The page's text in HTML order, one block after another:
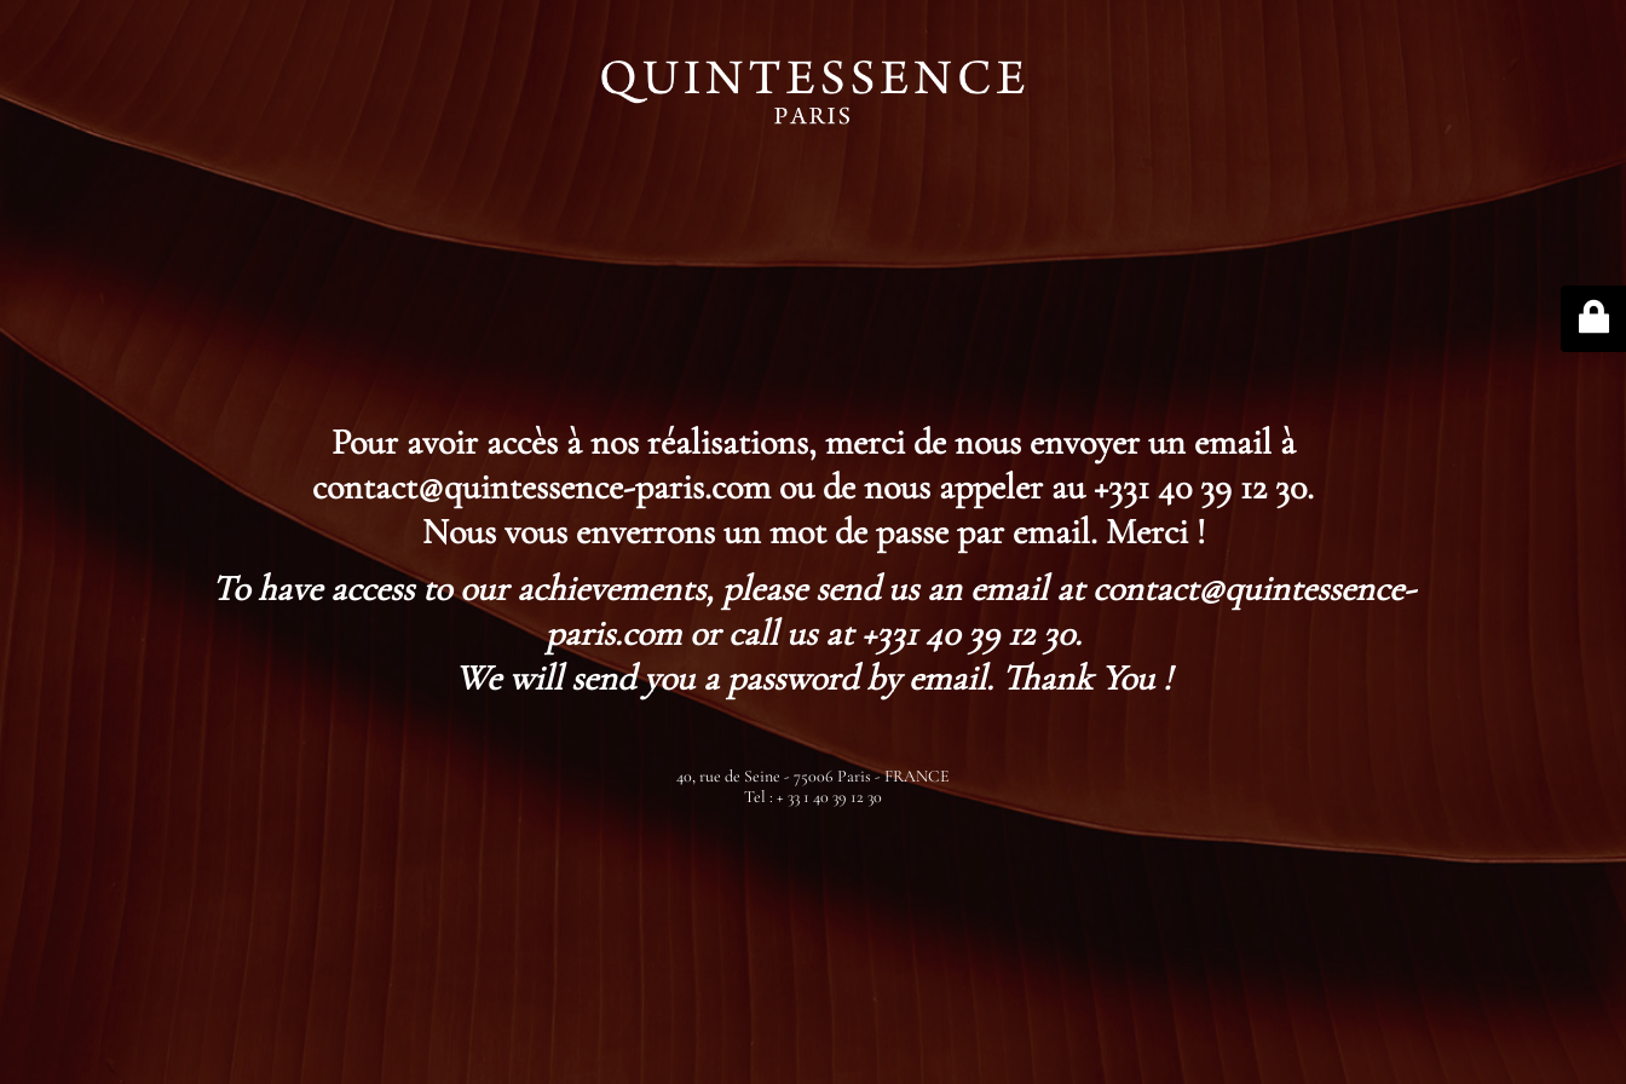
Pour avoir accès à nos réalisations, merci de nous envoyer un email à
contact@quintessence-paris.com ou de nous appeler au +331 40 39 12 30.
Nous vous enverrons un mot de passe par email. Merci !
To have access to our achievements, please send us an email at contact@quintessence-
paris.com or call us at +331 40 39 12 30.
We will send you a password by email. Thank You !
40, rue de Seine - 75006 Paris - FRANCE
Tel : + 33 1 40 39 12 30